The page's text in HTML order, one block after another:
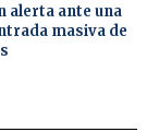
alerta ante una
masiva de